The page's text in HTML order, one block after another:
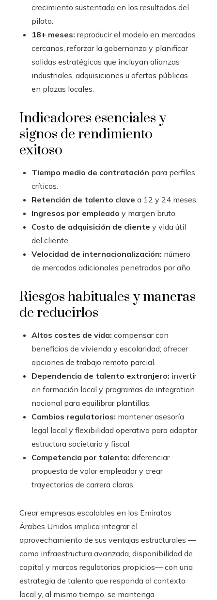
crecimiento sustentada en los resultados del
piloto.
18+ meses: reproducir el modelo en mercados
cercanos, reforzar la gobernanza y planificar
salidas estratégicas que incluyan alianzas
industriales, adquisiciones u ofertas públicas
en plazas locales.
Indicadores esenciales y
signos de rendimiento
exitoso
Tiempo medio de contratación para perfiles
críticos.
Retención de talento clave a 12 y 24 meses.
Ingresos por empleado y margen bruto.
Costo de adquisición de cliente y vida útil
del cliente.
Velocidad de internacionalización: número
de mercados adicionales penetrados por año.
Riesgos habituales y maneras
de reducirlos
Altos costes de vida: compensar con
beneficios de vivienda y escolaridad; ofrecer
opciones de trabajo remoto parcial.
Dependencia de talento extranjero: invertir
en formación local y programas de integration
nacional para equilibrar plantillas.
Cambios regulatorios: mantener asesoría
legal local y flexibilidad operativa para adaptar
estructura societaria y fiscal.
Competencia por talento: diferenciar
propuesta de valor empleador y crear
trayectorias de carrera claras.
Crear empresas escalables en los Emiratos
Árabes Unidos implica integrar el
aprovechamiento de sus ventajas estructurales —
como infraestructura avanzada, disponibilidad de
capital y marcos regulatorios propicios— con una
estrategia de talento que responda al contexto
local y, al mismo tiempo, se mantenga